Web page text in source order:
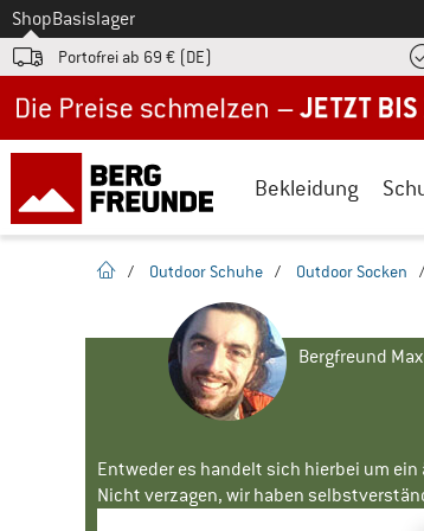
Zum
ShopBasislager
Portofrei ab 69 € (DE)
Bekleidung
Startseite
/ Outdoor Schuhe / Outdoor Socken /
Bergfreund Max
Entweder es handelt sich hierbei um
Nicht verzagen, wir haben